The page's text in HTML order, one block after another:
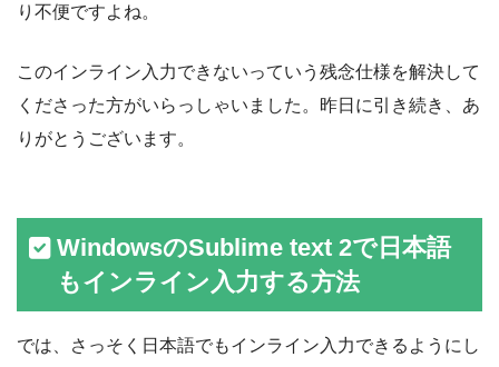
り不便ですよね。
このインライン入力できないっていう残念仕様を解決して
くださった方がいらっしゃいました。昨日に引き続き、あ
りがとうございます。
WindowsのSublime text 2で日本語
もインライン入力する方法
では、さっそく日本語でもインライン入力できるようにし